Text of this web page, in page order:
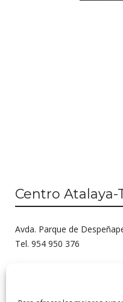
Centro Atalaya-
Avda. Parque de
Tel. 954 950 376